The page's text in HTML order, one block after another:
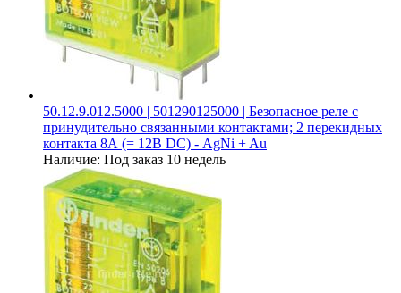
50.12.9.012.5000 | 501290125000 | Безопасное реле с
принудительно связанными контактами; 2 перекидных
контакта 8А (= 12В DC) - AgNi + Au
Наличие: Под заказ 10 недель